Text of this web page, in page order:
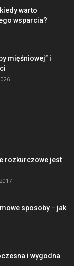
warto
wsparcia?
mięśniowej” i
rozkurczowe jest
sposoby − jak
i wygodna